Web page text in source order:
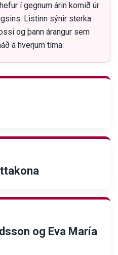
í gegnum árin komið úr
Listinn sýnir sterka
og þann árangur sem
á hverjum tíma.
og Eva María